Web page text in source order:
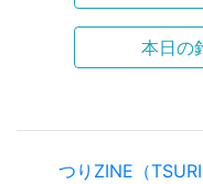
本日の
つりZINE（